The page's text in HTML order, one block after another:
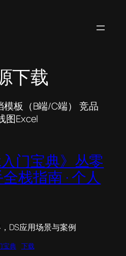
下载
模板（B端/C端） 竞品
图Excel
门宝典》丛零
栈指南 · 个人
DS应用场景与案例
宝典 下载